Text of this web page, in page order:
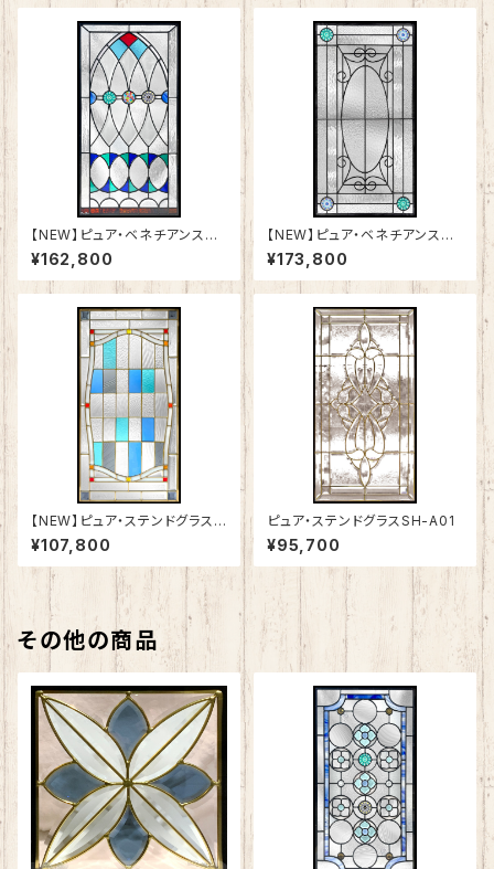
【NEW】ピュア・ベネチアンステ
ンドグラスSH-VA02
¥162,800
【NEW】ピュア・ベネチアンステ
ンドグラスSH-VA01
¥173,800
【NEW】ピュア・ステンドグラスS
H-A51
¥107,800
ピュア・ステンドグラスSH-A01
¥95,700
その他の商品